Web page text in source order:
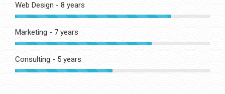
Web Design - 8 years
Marketing - 7 years
Consulting - 5 years